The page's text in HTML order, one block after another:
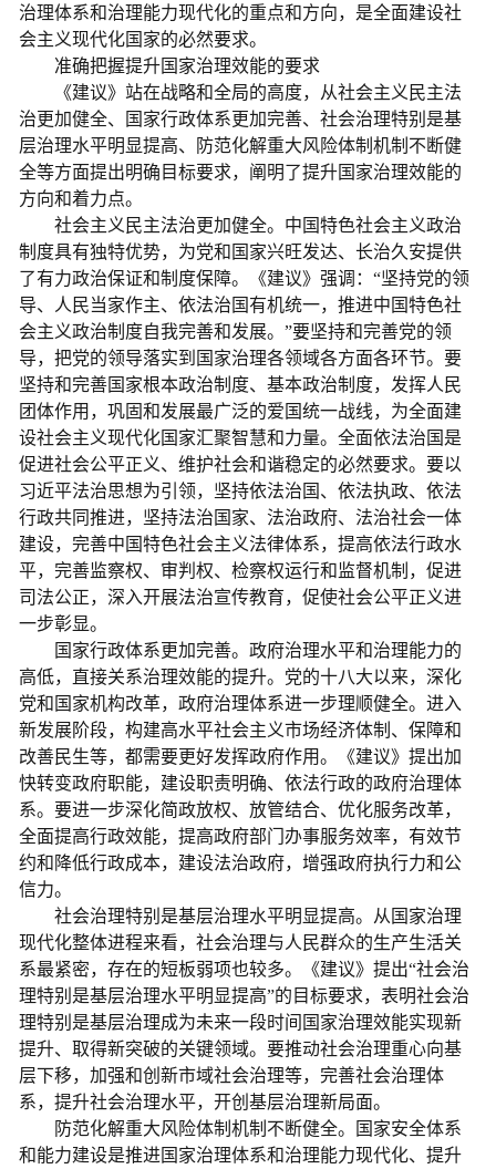
治理体系和治理能力现代化的重点和方向，是全面建设社
会主义现代化国家的必然要求。
准确把握提升国家治理效能的要求
《建议》站在战略和全局的高度，从社会主义民主法
治更加健全、国家行政体系更加完善、社会治理特别是基
层治理水平明显提高、防范化解重大风险体制机制不断健
全等方面提出明确目标要求，阐明了提升国家治理效能的
方向和着力点。
社会主义民主法治更加健全。中国特色社会主义政治
制度具有独特优势，为党和国家兴旺发达、长治久安提供
了有力政治保证和制度保障。《建议》强调：“坚持党的领
导、人民当家作主、依法治国有机统一，推进中国特色社
会主义政治制度自我完善和发展。”要坚持和完善党的领
导，把党的领导落实到国家治理各领域各方面各环节。要
坚持和完善国家根本政治制度、基本政治制度，发挥人民
团体作用，巩固和发展最广泛的爱国统一战线，为全面建
设社会主义现代化国家汇聚智慧和力量。全面依法治国是
促进社会公平正义、维护社会和谐稳定的必然要求。要以
习近平法治思想为引领，坚持依法治国、依法执政、依法
行政共同推进，坚持法治国家、法治政府、法治社会一体
建设，完善中国特色社会主义法律体系，提高依法行政水
平，完善监察权、审判权、检察权运行和监督机制，促进
司法公正，深入开展法治宣传教育，促使社会公平正义进
一步彰显。
国家行政体系更加完善。政府治理水平和治理能力的
高低，直接关系治理效能的提升。党的十八大以来，深化
党和国家机构改革，政府治理体系进一步理顺健全。进入
新发展阶段，构建高水平社会主义市场经济体制、保障和
改善民生等，都需要更好发挥政府作用。《建议》提出加
快转变政府职能，建设职责明确、依法行政的政府治理体
系。要进一步深化简政放权、放管结合、优化服务改革，
全面提高行政效能，提高政府部门办事服务效率，有效节
约和降低行政成本，建设法治政府，增强政府执行力和公
信力。
社会治理特别是基层治理水平明显提高。从国家治理
现代化整体进程来看，社会治理与人民群众的生产生活关
系最紧密，存在的短板弱项也较多。《建议》提出“社会治
理特别是基层治理水平明显提高”的目标要求，表明社会治
理特别是基层治理成为未来一段时间国家治理效能实现新
提升、取得新突破的关键领域。要推动社会治理重心向基
层下移，加强和创新市域社会治理等，完善社会治理体
系，提升社会治理水平，开创基层治理新局面。
防范化解重大风险体制机制不断健全。国家安全体系
和能力建设是推进国家治理体系和治理能力现代化、提升